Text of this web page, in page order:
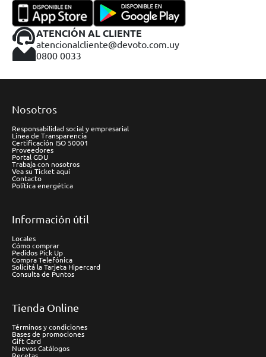
ATENCIÓN AL CLIENTE
atencionalcliente@devoto.com.uy
0800 0033
Nosotros
Responsabilidad social y empresarial
Línea de Transparencia
Certificación ISO 50001
Proveedores
Portal GDU
Trabaja con nosotros
Vea su Ticket aquí
Contacto
Política energética
Información útil
Locales
Cómo comprar
Pedidos Pick Up
Compra Telefónica
Solicitá la Tarjeta Hipercard
Consulta de Puntos
Tienda Online
Términos y condiciones
Bases de promociones
Gift Card
Nuevos Catálogos